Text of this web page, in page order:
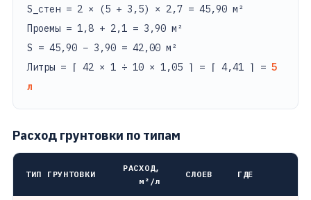
S_стен = 2 × (5 + 3,5) × 2,7 = 45,90 м²
Проемы = 1,8 + 2,1 = 3,90 м²
S = 45,90 − 3,90 = 42,00 м²
Литры = ⌈ 42 × 1 ÷ 10 × 1,05 ⌉ = ⌈ 4,41 ⌉ = 5
л
Расход грунтовки по типам
ТИП ГРУНТОВКИ
РАСХОД,
м²/л
СЛОЕВ ГДЕ